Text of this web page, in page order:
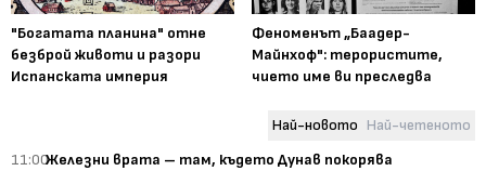
"Богатата планина" отне
безброй животи и разори
Испанската империя
Феноменът „Баадер-
Майнхоф": терористите,
чието име ви преследва
Най-новото Най-четеното
11:00Железни врата – там, където Дунав покорява